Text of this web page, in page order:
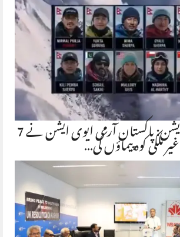
قراقرم سرچ آپریشن: پاکستان آرمی ایوی ایشن نے 7 غیر ملکی کوہ پیماؤں کی…